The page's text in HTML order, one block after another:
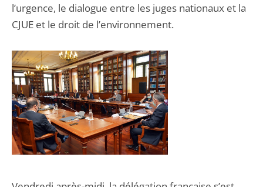
l’urgence, le dialogue entre les juges nationaux et la
CJUE et le droit de l’environnement.